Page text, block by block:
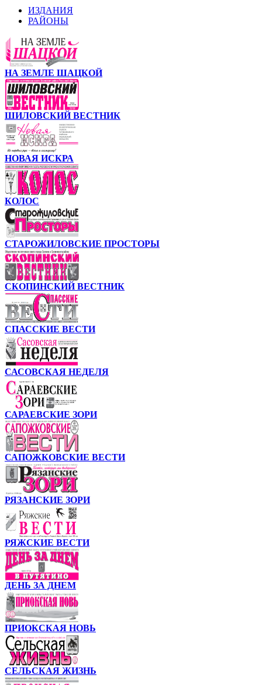
ИЗДАНИЯ
РАЙОНЫ
НА ЗЕМЛЕ ШАЦКОЙ
ШИЛОВСКИЙ ВЕСТНИК
НОВАЯ ИСКРА
КОЛОС
СТАРОЖИЛОВСКИЕ ПРОСТОРЫ
СКОПИНСКИЙ ВЕСТНИК
СПАССКИЕ ВЕСТИ
САСОВСКАЯ НЕДЕЛЯ
САРАЕВСКИЕ ЗОРИ
САПОЖКОВСКИЕ ВЕСТИ
РЯЗАНСКИЕ ЗОРИ
РЯЖСКИЕ ВЕСТИ
ДЕНЬ ЗА ДНЕМ
ПРИОКСКАЯ НОВЬ
СЕЛЬСКАЯ ЖИЗНЬ